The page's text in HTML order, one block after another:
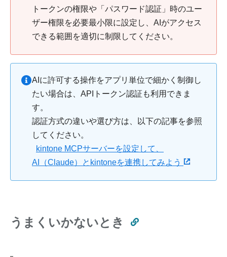
トークンの権限や「パスワード認証」時のユー
ザー権限を必要最小限に設定し、AIがアクセス
できる範囲を適切に制限してください。
AIに許可する操作をアプリ単位で細かく制御し
たい場合は、APIトークン認証も利用できま
す。
認証方式の違いや選び方は、以下の記事を参照
してください。
kintone MCPサーバーを設定して、
AI（Claude）とkintoneを連携してみよう
うまくいかないとき